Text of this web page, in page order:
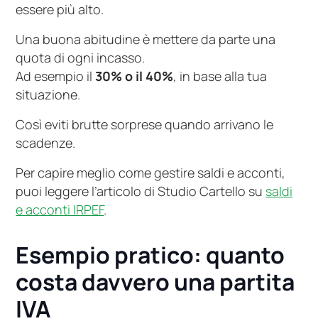
essere più alto.
Una buona abitudine è mettere da parte una
quota di ogni incasso.
Ad esempio il 30% o il 40%, in base alla tua
situazione.
Così eviti brutte sorprese quando arrivano le
scadenze.
Per capire meglio come gestire saldi e acconti,
puoi leggere l’articolo di Studio Cartello su saldi
e acconti IRPEF.
Esempio pratico: quanto
costa davvero una partita
IVA